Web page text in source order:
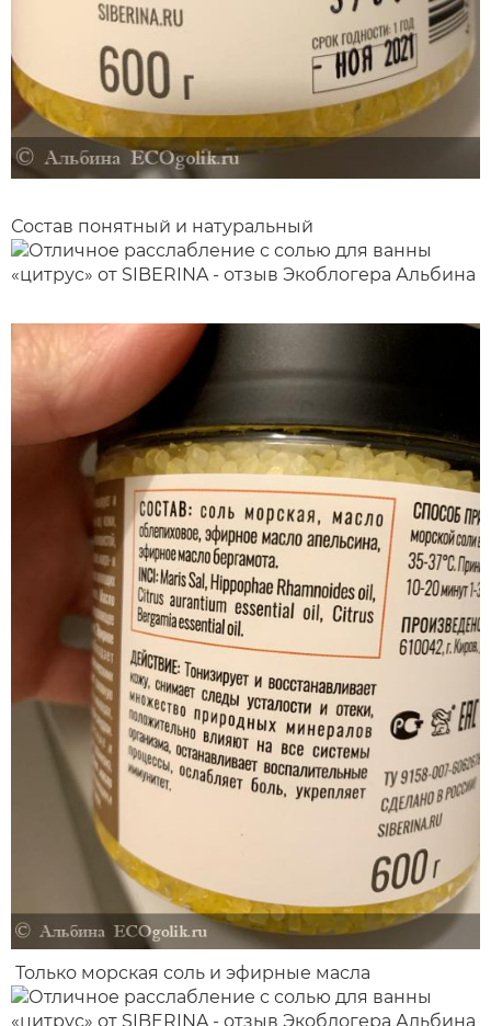
Состав понятный и натуральный
Только морская соль и эфирные масла